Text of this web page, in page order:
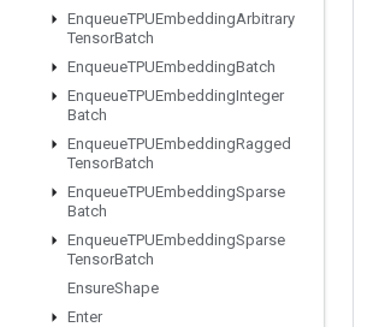
EnqueueTPUEmbeddingArbitrary
TensorBatch
EnqueueTPUEmbeddingBatch
EnqueueTPUEmbeddingInteger
Batch
EnqueueTPUEmbeddingRagged
TensorBatch
EnqueueTPUEmbeddingSparse
Batch
EnqueueTPUEmbeddingSparse
TensorBatch
EnsureShape
Enter